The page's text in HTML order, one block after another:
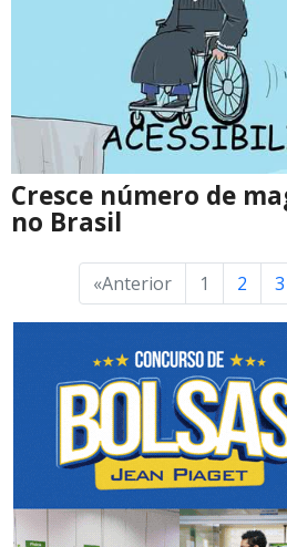
Cresce número de
no Brasil
«Anterior 1 2 3